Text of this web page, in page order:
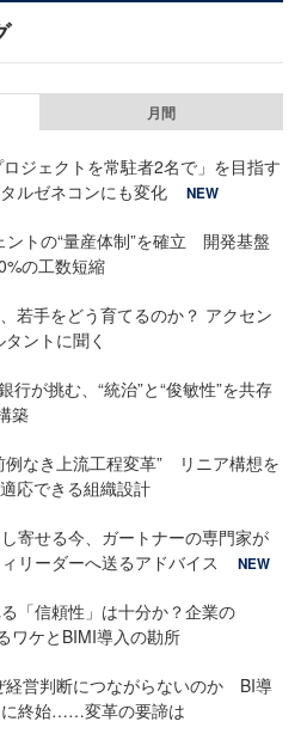
月間
ジェクトを常駐者2名で」を目指す
ルゼネコンにも変化
NEW
ントの“量産体制”を確立 開発基盤
の工数短縮
若手をどう育てるのか？ アクセン
ントに聞く
行が挑む、“統治”と“俊敏性”を共存
築
例なき上流工程変革” リニア構想を
応できる組織設計
寄せる今、ガートナーの専門家が
リーダーへ送るアドバイス
NEW
「信頼性」は十分か？企業の
ワケとBIMI導入の勘所
経営判断につながらないのか BI導
に終始……変革の要諦は